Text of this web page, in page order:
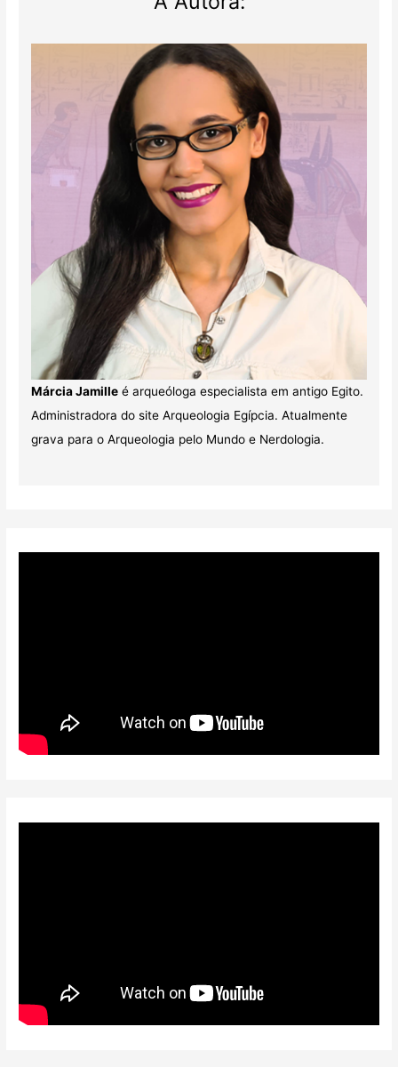
Márcia Jamilleé arqueóloga especialista em antigo Egito.
Administradora do site Arqueologia Egípcia. Atualmente
grava para o Arqueologia pelo Mundo e Nerdologia.